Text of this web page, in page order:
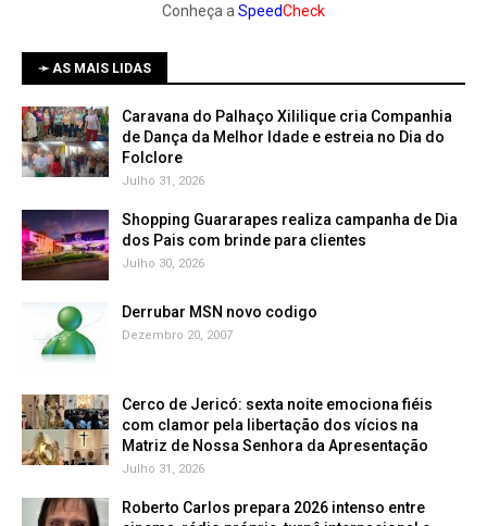
Conheça a SpeedCheck
➛ AS MAIS LIDAS
Caravana do Palhaço Xililique cria Companhia
de Dança da Melhor Idade e estreia no Dia do
Folclore
Julho 31, 2026
Shopping Guararapes realiza campanha de Dia
dos Pais com brinde para clientes
Julho 30, 2026
Derrubar MSN novo codigo
Dezembro 20, 2007
Cerco de Jericó: sexta noite emociona fiéis
com clamor pela libertação dos vícios na
Matriz de Nossa Senhora da Apresentação
Julho 31, 2026
Roberto Carlos prepara 2026 intenso entre